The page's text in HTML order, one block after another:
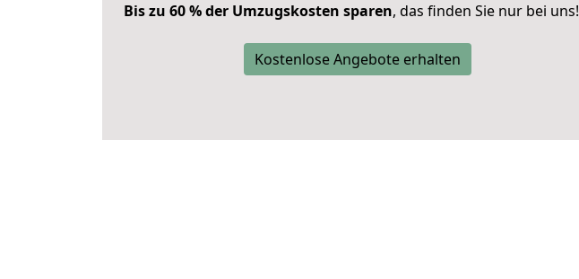
Bis zu 60 % der Umzugskosten sparen, das finden Sie nur bei uns!
Kostenlose Angebote erhalten